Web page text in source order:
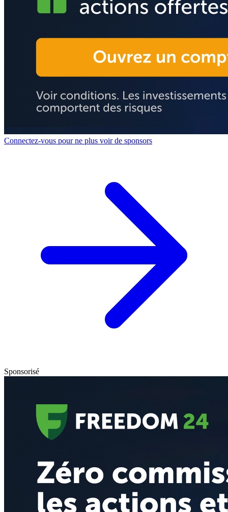
Connectez-vous pour ne plus voir de sponsors
Sponsorisé